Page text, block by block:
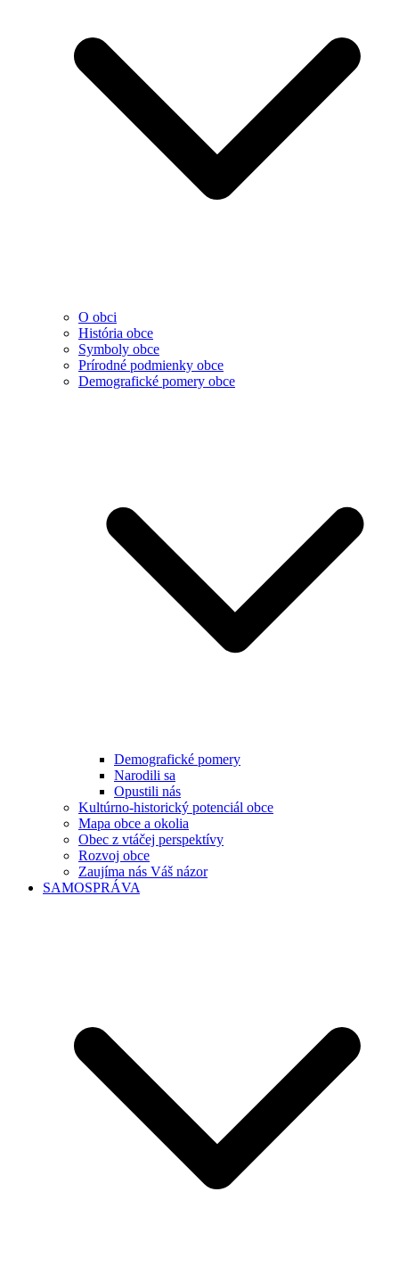
O obci
História obce
Symboly obce
Prírodné podmienky obce
Demografické pomery obce
Demografické pomery
Narodili sa
Opustili nás
Kultúrno-historický potenciál obce
Mapa obce a okolia
Obec z vtáčej perspektívy
Rozvoj obce
Zaujíma nás Váš názor
SAMOSPRÁVA